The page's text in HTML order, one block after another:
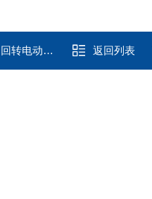
动执行器 返回列表